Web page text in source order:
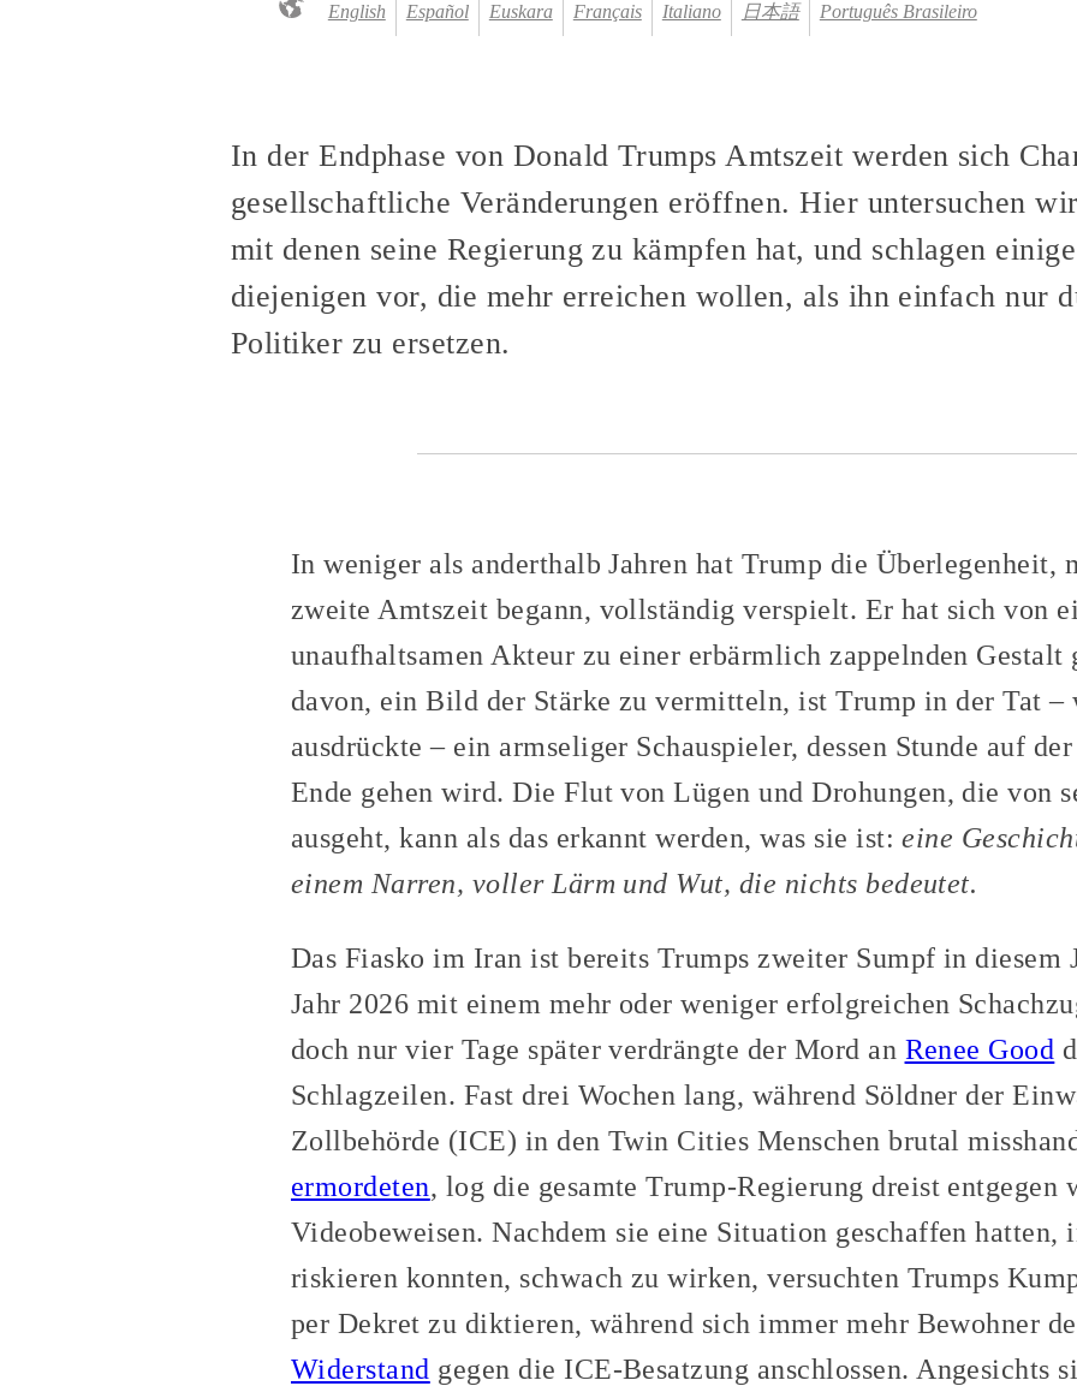
English Español Euskara Français Italiano 日本語 Português Brasileiro
In der Endphase von Donald Trumps Amtszeit werden sich
gesellschaftliche Veränderungen eröffnen. Hier untersuchen
mit denen seine Regierung zu kämpfen hat, und schlagen
diejenigen vor, die mehr erreichen wollen, als ihn einfach nur
Politiker zu ersetzen.
In weniger als anderthalb Jahren hat Trump die Überlegenheit,
zweite Amtszeit begann, vollständig verspielt. Er hat sich von
unaufhaltsamen Akteur zu einer erbärmlich zappelnden Gestalt
davon, ein Bild der Stärke zu vermitteln, ist Trump in der Tat –
ausdrückte – ein armseliger Schauspieler, dessen Stunde auf
Ende gehen wird. Die Flut von Lügen und Drohungen, die von
ausgeht, kann als das erkannt werden, was sie ist:eine
einem Narren, voller Lärm und Wut, die nichts bedeutet.
Das Fiasko im Iran ist bereits Trumps zweiter Sumpf in diesem
Jahr 2026 mit einem mehr oder weniger erfolgreichen
doch nur vier Tage später verdrängte der Mord an Renee Good
Schlagzeilen. Fast drei Wochen lang, während Söldner der
Zollbehörde (ICE) in den Twin Cities Menschen brutal
ermordeten, log die gesamte Trump-Regierung dreist entgegen
Videobeweisen. Nachdem sie eine Situation geschaffen hatten,
riskieren konnten, schwach zu wirken, versuchten Trumps
per Dekret zu diktieren, während sich immer mehr Bewohner
Widerstand gegen die ICE-Besatzung anschlossen. Angesichts